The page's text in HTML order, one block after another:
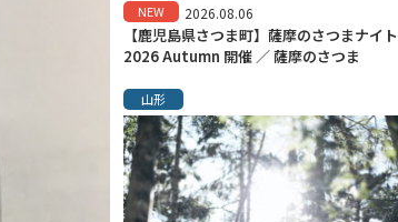
NEW 2026.08.06
【鹿児島県さつま町】薩摩のさつまナイト
2026 Autumn 開催 ／ 薩摩のさつま
山形